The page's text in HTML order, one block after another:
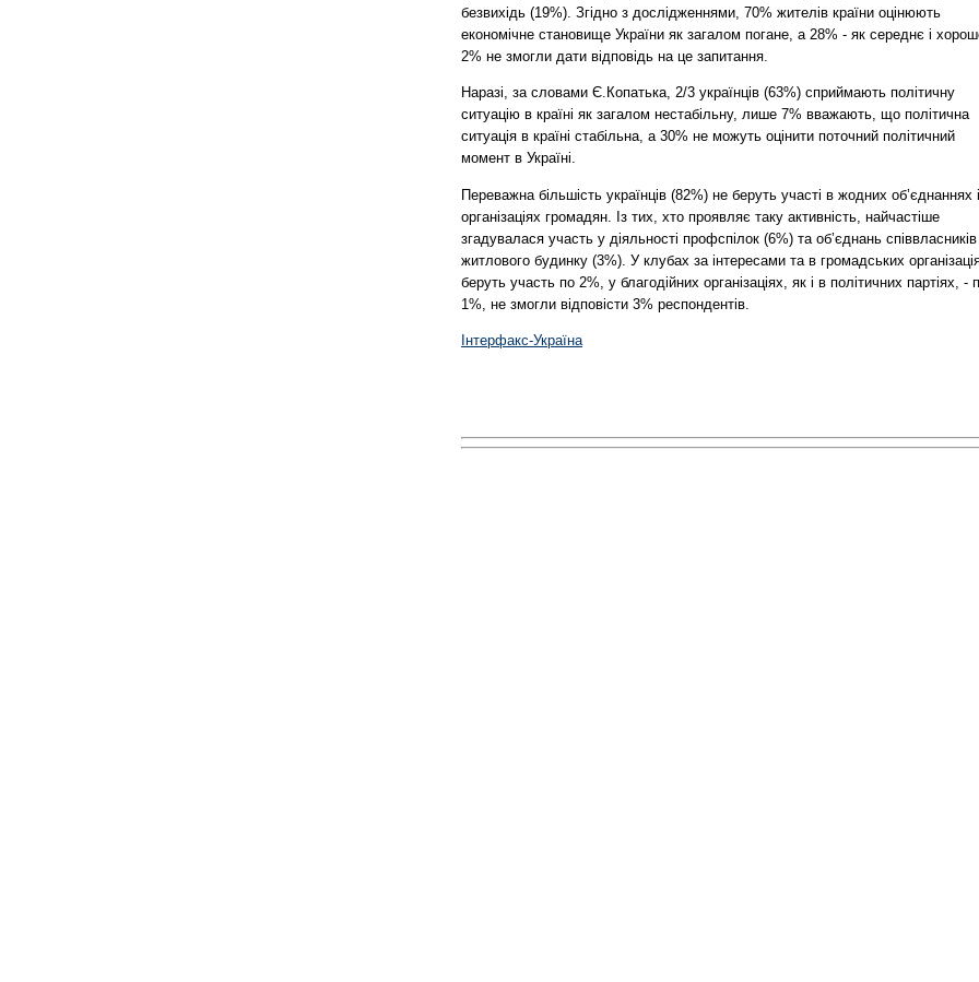
безвихідь (19%). Згідно з дослідженнями, 70% жителів країни оцінюють
економічне становище України як загалом погане, а 28% - як середнє і
2% не змогли дати відповідь на це запитання.
Наразі, за словами Є.Копатька, 2/3 українців (63%) сприймають політичну
ситуацію в країні як загалом нестабільну, лише 7% вважають, що політична
ситуація в країні стабільна, а 30% не можуть оцінити поточний політичний
момент в Україні.
Переважна більшість українців (82%) не беруть участі в жодних об’єднаннях і
організаціях громадян. Із тих, хто проявляє таку активність, найчастіше
згадувалася участь у діяльності профспілок (6%) та об’єднань співвласників
житлового будинку (3%). У клубах за інтересами та в громадських
беруть участь по 2%, у благодійних організаціях, як і в політичних партіях, -
1%, не змогли відповісти 3% респондентів.
Інтерфакс-Україна